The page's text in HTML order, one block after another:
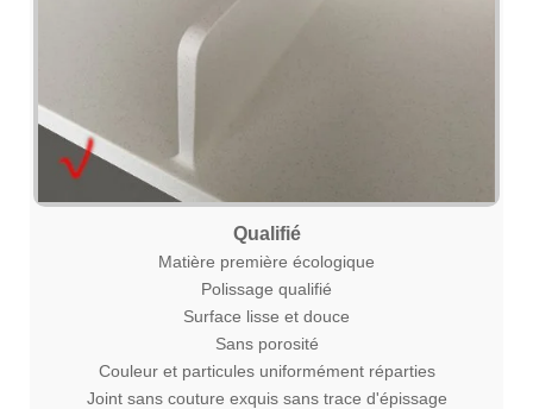
Qualifié
Matière première écologique
Polissage qualifié
Surface lisse et douce
Sans porosité
Couleur et particules uniformément réparties
Joint sans couture exquis sans trace d'épissage